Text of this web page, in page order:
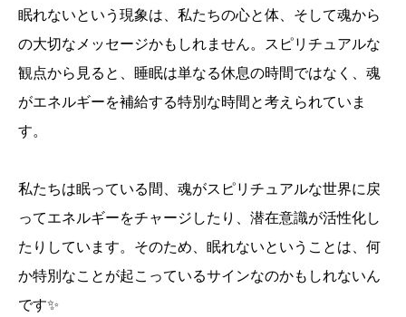
眠れないという現象は、私たちの心と体、そして魂から
の大切なメッセージかもしれません。スピリチュアルな
観点から見ると、睡眠は単なる休息の時間ではなく、魂
がエネルギーを補給する特別な時間と考えられていま
す。
私たちは眠っている間、魂がスピリチュアルな世界に戻
ってエネルギーをチャージしたり、潜在意識が活性化し
たりしています。そのため、眠れないということは、何
か特別なことが起こっているサインなのかもしれないん
です✨